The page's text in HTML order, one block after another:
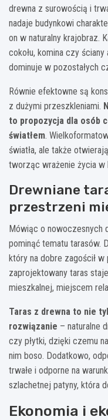
drewna z surowością i
nadaje budynkowi
on w naturalny krajobraz.
cokołu, komina czy
dominuje w pozostałych
Równie efektowne są
z dużymi przeszkleniami.
to propozycja dla osób
światłem.
światła, ale także
tworząc wrażenie życia w
Drewniane
przestrzeni
Mówiąc o nowoczesnych
pominąć tematu tarasów.
który na dobre zagościł
zaprojektowany taras
mieszkalnej, miejscem
Taras z drewna to nie
rozwiązanie – naturalne
czy płytki, dzięki czemu
nim boso. Dodatkowo,
trwałe i odporne na
szlachetnej patyny, która
Ekonomia i